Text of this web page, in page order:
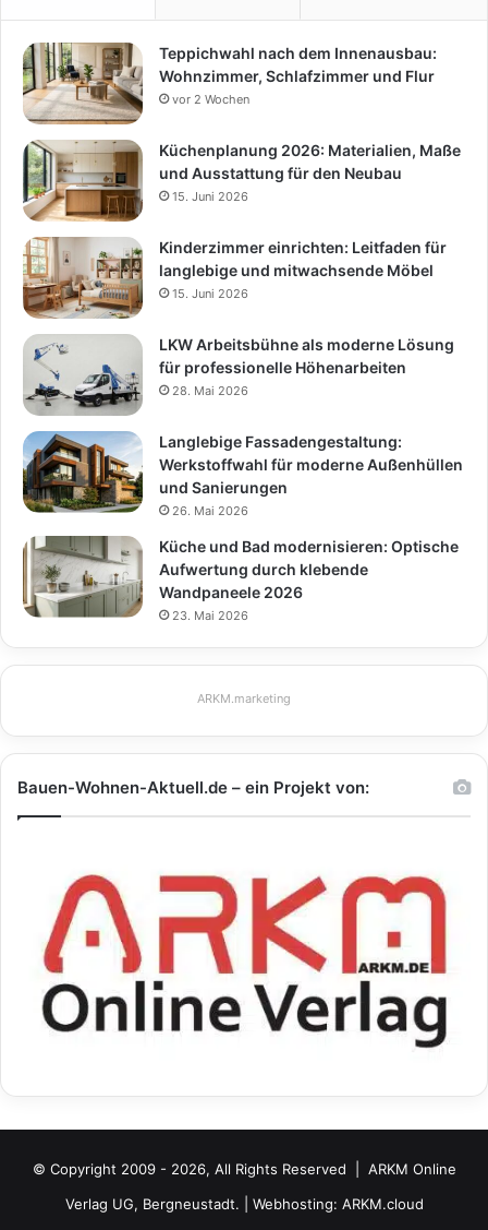
Teppichwahl nach dem Innenausbau:
Wohnzimmer, Schlafzimmer und Flur
vor 2 Wochen
Küchenplanung 2026: Materialien, Maße
und Ausstattung für den Neubau
15. Juni 2026
Kinderzimmer einrichten: Leitfaden für
langlebige und mitwachsende Möbel
15. Juni 2026
LKW Arbeitsbühne als moderne Lösung
für professionelle Höhenarbeiten
28. Mai 2026
Langlebige Fassadengestaltung:
Werkstoffwahl für moderne Außenhüllen
und Sanierungen
26. Mai 2026
Küche und Bad modernisieren: Optische
Aufwertung durch klebende
Wandpaneele 2026
23. Mai 2026
ARKM.marketing
Bauen-Wohnen-Aktuell.de – ein Projekt von:
© Copyright 2009 - 2026, All Rights Reserved | ARKM Online
Verlag UG, Bergneustadt. | Webhosting: ARKM.cloud